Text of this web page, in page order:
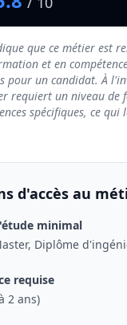
que ce métier est
et en
pour un candidat. À
requiert un niveau de
spécifiques, ce
d'accès au
minimal
Diplôme
requise
2 ans)